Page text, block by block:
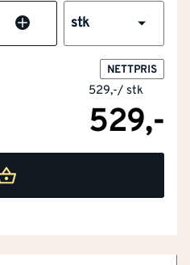
stk
NETTPRIS
529,-/ stk
529,-